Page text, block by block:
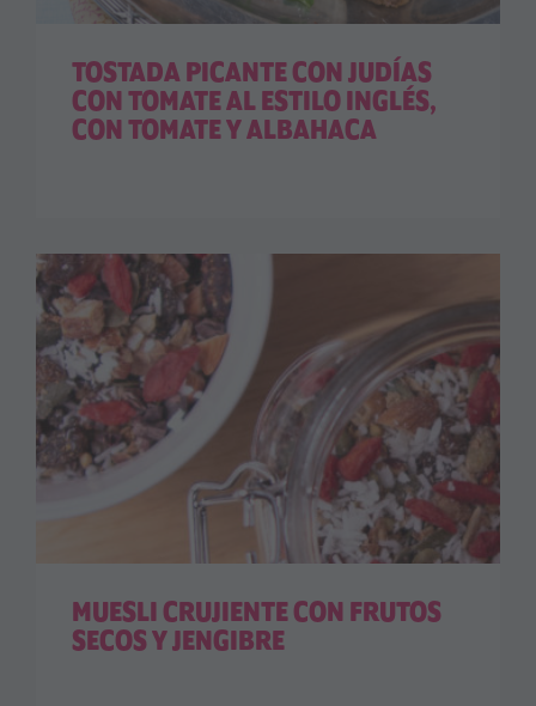
TOSTADA PICANTE CON JUDÍAS
CON TOMATE AL ESTILO INGLÉS,
CON TOMATE Y ALBAHACA
MUESLI CRUJIENTE CON FRUTOS
SECOS Y JENGIBRE